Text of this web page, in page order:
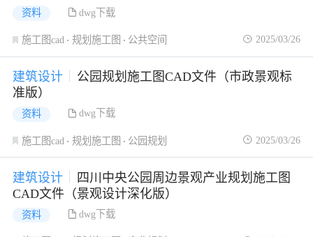
资料 dwg下载
施工图cad 规划施工图 公共空间 2025/03/26
建筑设计
公园规划施工图CAD文件（市政景观标
准版）
资料 dwg下载
施工图cad 规划施工图 公园规划 2025/03/26
建筑设计
四川中央公园周边景观产业规划施工图
CAD文件（景观设计深化版）
资料 dwg下载